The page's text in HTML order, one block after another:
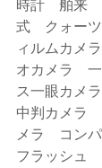
時計　舶来
式　クォー
ィルムカメ
オカメラ　
ス一眼カメ
中判カメラ
メラ　コン
フラッシュ